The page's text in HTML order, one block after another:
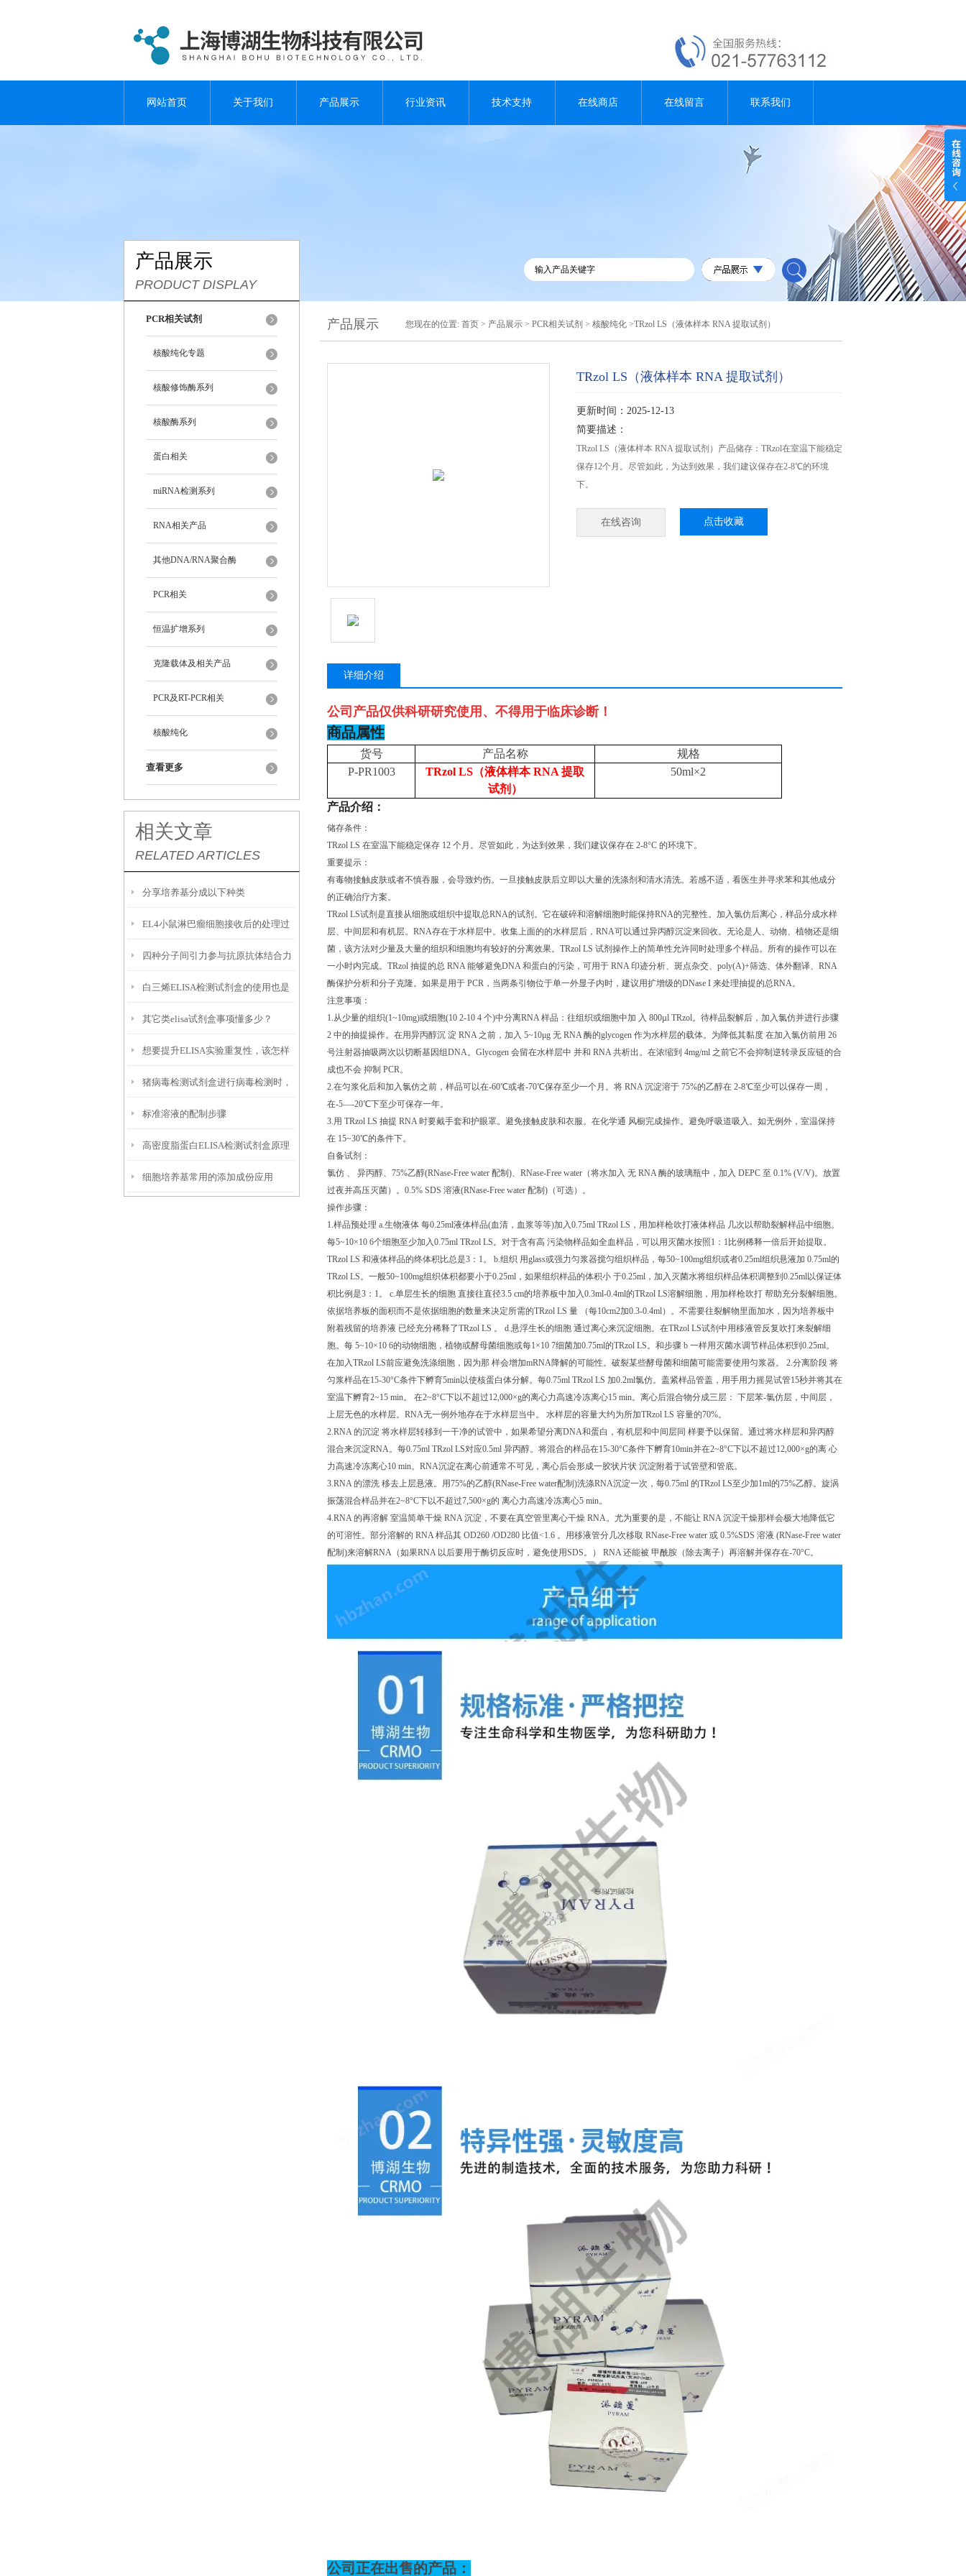
网站首页 关于我们 产品展示 行业资讯 技术支持 在线商店 在线留言 联系我们
产品展示
PRODUCT DISPLAY
PCR相关试剂
核酸纯化专题
核酸修饰酶系列
核酸酶系列
蛋白相关
miRNA检测系列
RNA相关产品
其他DNA/RNA聚合酶
PCR相关
恒温扩增系列
克隆载体及相关产品
PCR及RT-PCR相关
核酸纯化
查看更多
相关文章
RELATED ARTICLES
分享培养基分成以下种类
EL4小鼠淋巴瘤细胞接收后的处理过
程
四种分子间引力参与抗原抗体结合力
陈述
白三烯ELISA检测试剂盒的使用也是
有要领的
其它类elisa试剂盒事项懂多少？
想要提升ELISA实验重复性，该怎样
优化实验条件？
猪病毒检测试剂盒进行病毒检测时，
需要注意什么？
标准溶液的配制步骤
高密度脂蛋白ELISA检测试剂盒原理
及判断与分析
细胞培养基常用的添加成份应用
产品展示 您现在的位置: 首页 > 产品展示 > PCR相关试剂 > 核酸纯化 >TRzol LS（液体样本 RNA 提取试剂）
TRzol LS（液体样本 RNA 提取试剂）
更新时间：2025-12-13
简要描述：
TRzol LS（液体样本 RNA 提取试剂）产品储存：TRzol在室温下能稳定
保存12个月。尽管如此，为达到效果，我们建议保存在2-8℃的环境
下。
在线咨询 点击收藏
详细介绍
公司产品仅供科研研究使用、不得用于临床诊断！
商品属性
货号 产品名称
规格
P-PR1003
TRzol LS（液体样本 RNA 提取
试剂）
50ml×2
产品介绍：
储存条件：
TRzol LS 在室温下能稳定保存 12 个月。尽管如此，为达到效果，我们建议保存在 2-8°C 的环境下。
重要提示：
有毒物接触皮肤或者不慎吞服，会导致灼伤。一旦接触皮肤后立即以大量的洗涤剂和清水清洗。若感不适，看医生并寻求苯和其他成分
的正确治疗方案。
TRzol LS试剂是直接从细胞或组织中提取总RNA的试剂。它在破碎和溶解细胞时能保持RNA的完整性。加入氯仿后离心，样品分成水样
层、中间层和有机层。RNA存在于水样层中。收集上面的的水样层后，RNA可以通过异丙醇沉淀来回收。无论是人、动物、植物还是细
菌，该方法对少量及大量的组织和细胞均有较好的分离效果。TRzol LS 试剂操作上的简单性允许同时处理多个样品。所有的操作可以在
一小时内完成。TRzol 抽提的总 RNA 能够避免DNA 和蛋白的污染，可用于 RNA 印迹分析、斑点杂交、poly(A)+筛选、体外翻译、RNA
酶保护分析和分子克隆。如果是用于 PCR，当两条引物位于单一外显子内时，建议用扩增级的DNase I 来处理抽提的总RNA。
注意事项：
1.从少量的组织(1~10mg)或细胞(10 2-10 4 个)中分离RNA 样品：往组织或细胞中加 入 800µl TRzol。待样品裂解后，加入氯仿并进行步骤
2 中的抽提操作。在用异丙醇沉 淀 RNA 之前，加入 5~10μg 无 RNA 酶的glycogen 作为水样层的载体。为降低其黏度 在加入氯仿前用 26
号注射器抽吸两次以切断基因组DNA。Glycogen 会留在水样层中 并和 RNA 共析出。在浓缩到 4mg/ml 之前它不会抑制逆转录反应链的合
成也不会 抑制 PCR。
2.在匀浆化后和加入氯仿之前，样品可以在-60℃或者-70℃保存至少一个月。将 RNA 沉淀溶于 75%的乙醇在 2-8℃至少可以保存一周，
在-5—-20℃下至少可保存一年。
3.用 TRzol LS 抽提 RNA 时要戴手套和护眼罩。避免接触皮肤和衣服。在化学通 风橱完成操作。避免呼吸道吸入。如无例外，室温保持
在 15~30℃的条件下。
自备试剂：
氯仿 、 异丙醇、75%乙醇(RNase-Free water 配制)、RNase-Free water（将水加入 无 RNA 酶的玻璃瓶中，加入 DEPC 至 0.1% (V/V)。放置
过夜并高压灭菌）。0.5% SDS 溶液(RNase-Free water 配制)（可选）。
操作步骤：
1.样品预处理 a.生物液体 每0.25ml液体样品(血清，血浆等等)加入0.75ml TRzol LS，用加样枪吹打液体样品 几次以帮助裂解样品中细胞。
每5~10×10 6个细胞至少加入0.75ml TRzol LS。对于含有高 污染物样品如全血样品，可以用灭菌水按照1：1比例稀释一倍后开始提取。
TRzol LS 和液体样品的终体积比总是3：1。 b.组织 用glass或强力匀浆器搅匀组织样品，每50~100mg组织或者0.25ml组织悬液加 0.75ml的
TRzol LS。一般50~100mg组织体积都要小于0.25ml，如果组织样品的体积小 于0.25ml，加入灭菌水将组织样品体积调整到0.25ml以保证体
积比例是3：1。 c.单层生长的细胞 直接往直径3.5 cm的培养板中加入0.3ml-0.4ml的TRzol LS溶解细胞，用加样枪吹打 帮助充分裂解细胞。
依据培养板的面积而不是依据细胞的数量来决定所需的TRzol LS 量 （每10cm2加0.3-0.4ml）。不需要往裂解物里面加水，因为培养板中
附着残留的培养液 已经充分稀释了TRzol LS 。 d.悬浮生长的细胞 通过离心来沉淀细胞。在TRzol LS试剂中用移液管反复吹打来裂解细
胞。每 5~10×10 6的动物细胞，植物或酵母菌细胞或每1×10 7细菌加0.75ml的TRzol LS。和步骤 b 一样用灭菌水调节样品体积到0.25ml。
在加入TRzol LS前应避免洗涤细胞，因为那 样会增加mRNA降解的可能性。破裂某些酵母菌和细菌可能需要使用匀浆器。 2.分离阶段 将
匀浆样品在15-30°C条件下孵育5min以使核蛋白体分解。每0.75ml TRzol LS 加0.2ml氯仿。盖紧样品管盖，用手用力摇晃试管15秒并将其在
室温下孵育2~15 min。 在2~8°C下以不超过12,000×g的离心力高速冷冻离心15 min。离心后混合物分成三层： 下层苯-氯仿层，中间层，
上层无色的水样层。RNA无一例外地存在于水样层当中。 水样层的容量大约为所加TRzol LS 容量的70%。
2.RNA 的沉淀 将水样层转移到一干净的试管中，如果希望分离DNA和蛋白，有机层和中间层同 样要予以保留。通过将水样层和异丙醇
混合来沉淀RNA。每0.75ml TRzol LS对应0.5ml 异丙醇。将混合的样品在15-30°C条件下孵育10min并在2~8°C下以不超过12,000×g的离 心
力高速冷冻离心10 min。RNA沉淀在离心前通常不可见，离心后会形成一胶状片状 沉淀附着于试管壁和管底。
3.RNA 的漂洗 移去上层悬液。用75%的乙醇(RNase-Free water配制)洗涤RNA沉淀一次，每0.75ml 的TRzol LS至少加1ml的75%乙醇。旋涡
振荡混合样品并在2~8°C下以不超过7,500×g的 离心力高速冷冻离心5 min。
4.RNA 的再溶解 室温简单干燥 RNA 沉淀，不要在真空管里离心干燥 RNA。尤为重要的是，不能让 RNA 沉淀干燥那样会极大地降低它
的可溶性。部分溶解的 RNA 样品其 OD260 /OD280 比值<1.6 。用移液管分几次移取 RNase-Free water 或 0.5%SDS 溶液 (RNase-Free water
配制)来溶解RNA（如果RNA 以后要用于酶切反应时，避免使用SDS。） RNA 还能被 甲酰胺（除去离子）再溶解并保存在-70°C。
公司正在出售的产品：